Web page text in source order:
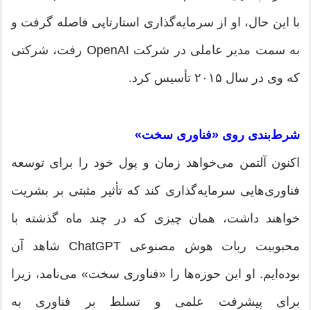
با این حال، او از سرمایه‌گذاری استارتاپی فاصله گرفت و
به سمت مدیر عاملی در شرکت OpenAI رفت، شرکتی
که وی در سال ۲۰۱۵ تأسیس کرد.
شرط‌بندی روی «فناوری سخت»
اکنون آلتمن می‌خواهد زمان و پول خود را برای توسعه
فناوری‌هایی سرمایه‌گذاری کند که تأثیر مثبتی بر بشریت
خواهند داشت، همان چیزی که در چند ماه گذشته با
محبوبیت ربات هوش مصنوعی ChatGPT شاهد آن
بوده‌ایم. او این حوزه‌ها را «فناوری سخت» می‌نامد، زیرا
برای پیشرفت علمی و تسلط بر فناوری به